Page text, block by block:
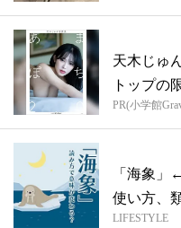
天木じゅ
トップの
PR(小学館
「海象」
使い方、
LIFESTYLE